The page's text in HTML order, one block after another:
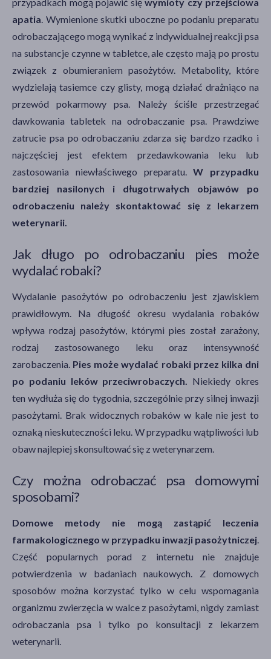
apatia . Wymienione skutki uboczne po podaniu preparatu
odrobaczającego mogą wynikać z indywidualnej reakcji psa
na substancje czynne w tabletce, ale często mają po prostu
związek z obumieraniem pasożytów. Metabolity, które
wydzielają tasiemce czy glisty, mogą działać drażniąco na
przewód pokarmowy psa. Należy ściśle przestrzegać
dawkowania tabletek na odrobaczanie psa. Prawdziwe
zatrucie psa po odrobaczaniu zdarza się bardzo rzadko i
najczęściej jest efektem przedawkowania leku lub
zastosowania niewłaściwego preparatu.W przypadku
bardziej nasilonych i długotrwałych objawów po
odrobaczeniu należy skontaktować się z lekarzem
weterynarii.
Jak długo po odrobaczaniu pies może
wydalać robaki?
Wydalanie pasożytów po odrobaczeniu jest zjawiskiem
prawidłowym. Na długość okresu wydalania robaków
wpływa rodzaj pasożytów, którymi pies został zarażony,
rodzaj zastosowanego leku oraz intensywność
zarobaczenia. Pies może wydalać robaki przez kilka dni
po podaniu leków przeciwrobaczych.
Niekiedy okres
ten wydłuża się do tygodnia, szczególnie przy silnej inwazji
pasożytami. Brak widocznych robaków w kale nie jest to
oznaką nieskuteczności leku. W przypadku wątpliwości lub
obaw najlepiej skonsultować się z weterynarzem.
Czy można odrobaczać psa domowymi
sposobami?
Domowe metody nie mogą zastąpić leczenia
farmakologicznego w przypadku inwazji pasożytniczej
Część popularnych porad z internetu nie znajduje
potwierdzenia w badaniach naukowych. Z domowych
sposobów można korzystać tylko w celu wspomagania
organizmu zwierzęcia w walce z pasożytami, nigdy zamiast
odrobaczania psa i tylko po konsultacji z lekarzem
weterynarii.